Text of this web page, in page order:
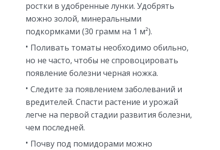
ростки в удобренные лунки. Удобрять
можно золой, минеральными
подкормками (30 грамм на 1 м²).
Поливать томаты необходимо обильно,
но не часто, чтобы не спровоцировать
появление болезни черная ножка.
Следите за появлением заболеваний и
вредителей. Спасти растение и урожай
легче на первой стадии развития болезни,
чем последней.
Почву под помидорами можно